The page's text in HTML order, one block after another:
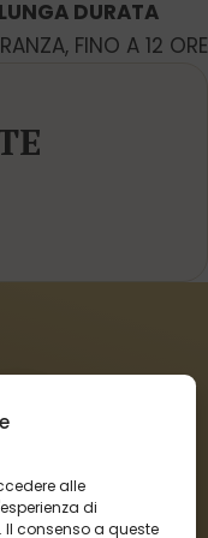
alle
di
consenso a queste
LUNGA DURATA
FINO A 12 ORE
sulla spedizione
cookies